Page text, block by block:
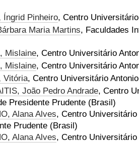
Íngrid Pinheiro, Centro
Maria Martins, Faculdades
Mislaine, Centro Universitário
Mislaine, Centro Universitário
Vitória, Centro Universitário
João Pedro Andrade, Centro
Presidente Prudente (Brasil)
Alana Alves, Centro
Prudente (Brasil)
Alana Alves, Centro